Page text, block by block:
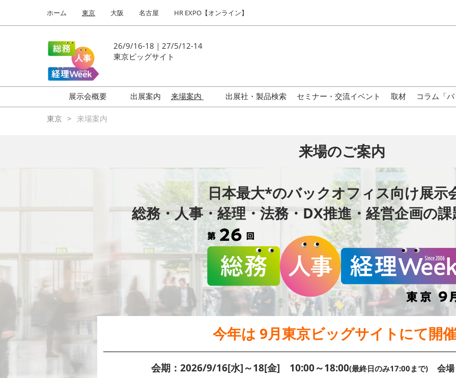
キ
プ
し
て
進
to
ホーム 東京 大阪 名古屋 HR EXPO【オンライン】
26/9/16-18｜27/5/12-14
東京ビッグサイト
展示会概要
働き方改革 EXPO
健康経営 EXPO
会計・財務 EXPO
総務サービス EXPO
オフィス防災 EXPO
法務・コンプライアンス
ワークプレイス改革EXPO
【9月より】バックオフィス
AIエージェント EXPO
【9月】展示会概要
出展案内
来場案内
出展社・製品検索 セミナー・交流イベント 取材 コラム「
東京 来場案内
来場のご案内
日本最大*のバックオフィス向け展示
総務・人事・経理・法務・DX推進・経営企画の
今年は 9月東京ビッグサイトにて開
会期：2026/9/16[水]～18[金] 10:00～18:00(最終日のみ17:00まで) 会